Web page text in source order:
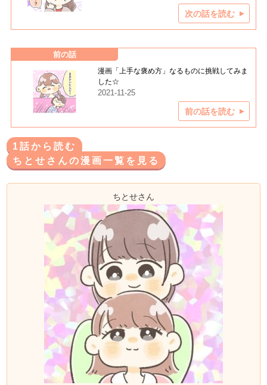
次の話を読む
前の話
漫画「上手な褒め方」なるものに挑戦してみま
した☆
2021-11-25
前の話を読む
1話から読む
ちとせさんの漫画一覧を見る
ちとせさん